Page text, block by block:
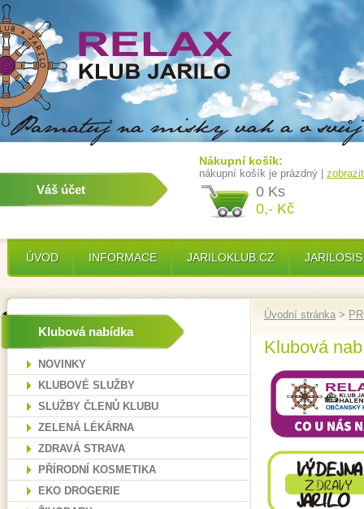
Váš účet
Nákupní košík:
nákupní košík je prázdný |
0 Ks
0,- Kč
ÚVOD INFORMACE JARILOKLUB.CZ
Klubová nabídka
NOVINKY
KLUBOVÉ SLUŽBY
SLUŽBY ČLENŮ KLUBU
ZELENÁ LÉKÁRNA
ZDRAVÁ STRAVA
PŘÍRODNÍ KOSMETIKA
EKO DROGERIE
Úvodní stránka >
Klubová